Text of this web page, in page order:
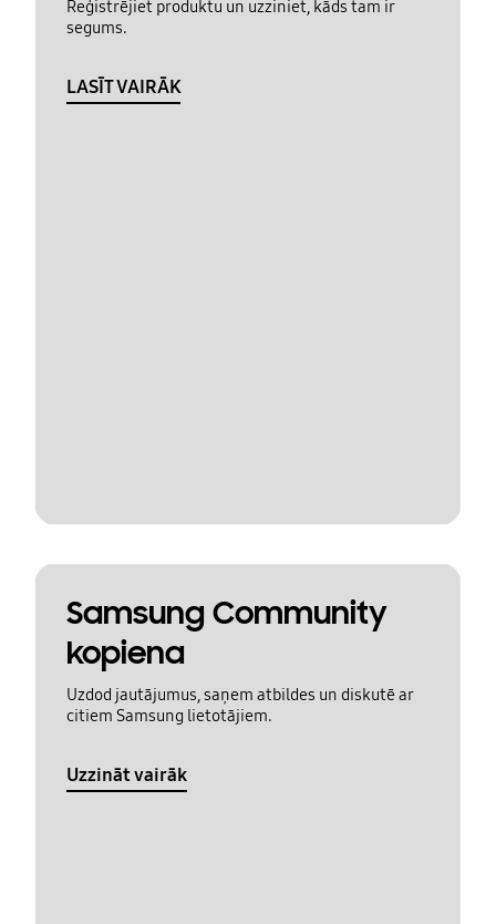
Reģistrējiet produktu un uzziniet, kāds tam ir
segums.
LASĪT VAIRĀK
Samsung Community
kopiena
Uzdod jautājumus, saņem atbildes un diskutē ar
citiem Samsung lietotājiem.
Uzzināt vairāk